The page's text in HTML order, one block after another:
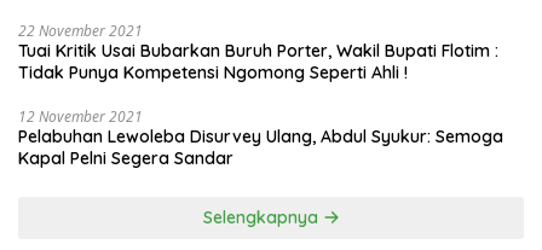
22 November 2021
Tuai Kritik Usai Bubarkan Buruh Porter, Wakil Bupati Flotim :
Tidak Punya Kompetensi Ngomong Seperti Ahli !
12 November 2021
Pelabuhan Lewoleba Disurvey Ulang, Abdul Syukur: Semoga
Kapal Pelni Segera Sandar
Selengkapnya